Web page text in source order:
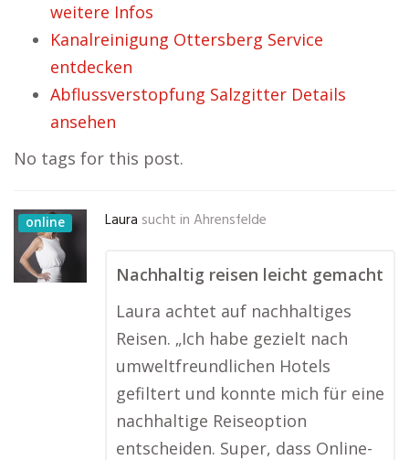
weitere Infos
Kanalreinigung Ottersberg Service
entdecken
Abflussverstopfung Salzgitter Details
ansehen
No tags for this post.
online Laura sucht in Ahrensfelde
Nachhaltig reisen leicht gemacht
Laura achtet auf nachhaltiges
Reisen. „Ich habe gezielt nach
umweltfreundlichen Hotels
gefiltert und konnte mich für eine
nachhaltige Reiseoption
entscheiden. Super, dass Online-